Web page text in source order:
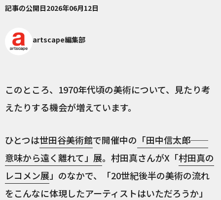
記事の公開日2026年06月12日
artscape編集部
このところ、1970年代頃の美術について、見たり考
えたりする機会が増えています。
ひとつは世田谷美術館で開催中の 「田中信太郎──
意味から遠く離れて」展。村田真さんがX「村田真の
レコメン展」のなかで、「20世紀後半の美術の流れ
をこんなに体現したアーティストはいただろうか」